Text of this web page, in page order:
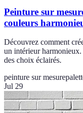
Peinture sur
couleurs
Découvrez comment
un intérieur
des choix éclairés.
peinture sur mesure
Jul 29